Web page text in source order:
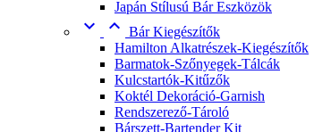
Japán Stílusú Bár Eszközök
  Bár Kiegészítők
Hamilton Alkatrészek-Kiegészítők
Barmatok-Szőnyegek-Tálcák
Kulcstartók-Kitűzők
Koktél Dekoráció-Garnish
Rendszerező-Tároló
Bárszett-Bartender Kit